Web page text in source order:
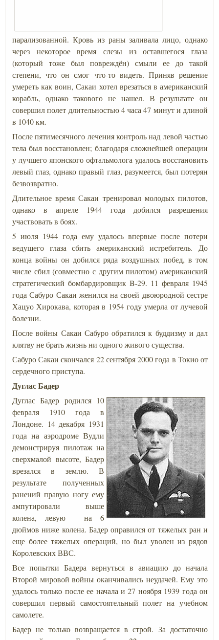
парализованной. Кровь из раны заливала лицо, однако
через некоторое время слезы из оставшегося глаза
(который тоже был повреждён) смыли ее до такой
степени, что он смог что-то видеть. Приняв решение
умереть как воин, Сакаи хотел врезаться в американский
корабль, однако такового не нашел. В результате он
совершил полет длительностью 4 часа 47 минут и длиной
в 1040 км.
После пятимесячного лечения контроль над левой частью
тела был восстановлен; благодаря сложнейшей операции
у лучшего японского офтальмолога удалось восстановить
левый глаз, однако правый глаз, разумеется, был потерян
безвозвратно.
Длительное время Сакаи тренировал молодых пилотов,
однако в апреле 1944 года добился разрешения
участвовать в боях.
5 июля 1944 года ему удалось впервые после потери
ведущего глаза сбить американский истребитель. До
конца войны он добился ряда воздушных побед, в том
числе сбил (совместно с другим пилотом) американский
стратегический бомбардировщик B-29. 11 февраля 1945
года Сабуро Сакаи женился на своей двоюродной сестре
Хацуо Хирокава, которая в 1954 году умерла от лучевой
болезни.
После войны Сакаи Сабуро обратился к буддизму и дал
клятву не брать жизнь ни одного живого существа.
Сабуро Сакаи скончался 22 сентября 2000 года в Токио от
сердечного приступа.
Дуглас Бадер
Дуглас Бадер родился 10
февраля 1910 года в
Лондоне. 14 декабря 1931
года на аэродроме Вудли
демонстрируя пилотаж на
сверхмалой высоте, Бадер
врезался в землю. В
результате полученных
ранений правую ногу ему
ампутировали выше
колена, левую - на 6
дюймов ниже колена. Бадер оправился от тяжелых ран и
еще более тяжелых операций, но был уволен из рядов
Королевских ВВС.
Все попытки Бадера вернуться в авиацию до начала
Второй мировой войны оканчивались неудачей. Ему это
удалось только после ее начала и 27 ноября 1939 года он
совершил первый самостоятельный полет на учебном
самолете.
Бадер не только возвращается в строй. За достаточно